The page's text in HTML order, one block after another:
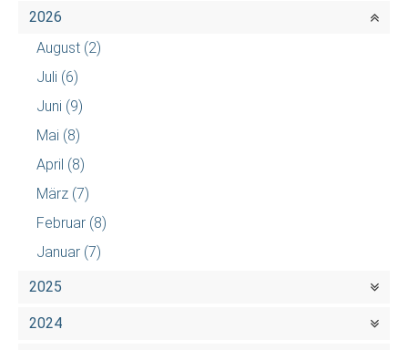
2026
August (2)
Juli (6)
Juni (9)
Mai (8)
April (8)
März (7)
Februar (8)
Januar (7)
2025
2024